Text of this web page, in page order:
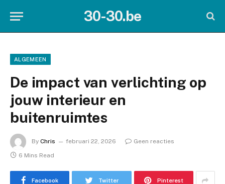
30-30.be
ALGEMEEN
De impact van verlichting op
jouw interieur en
buitenruimtes
By Chris februari 22, 2026
Geen reacties
6 Mins Read
Facebook Twitter Pinterest